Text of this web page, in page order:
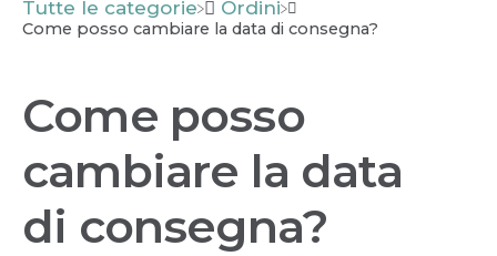
Tutte le categorie ​Ordini
Come posso cambiare la data di consegna?
Come posso
cambiare la data
di consegna?